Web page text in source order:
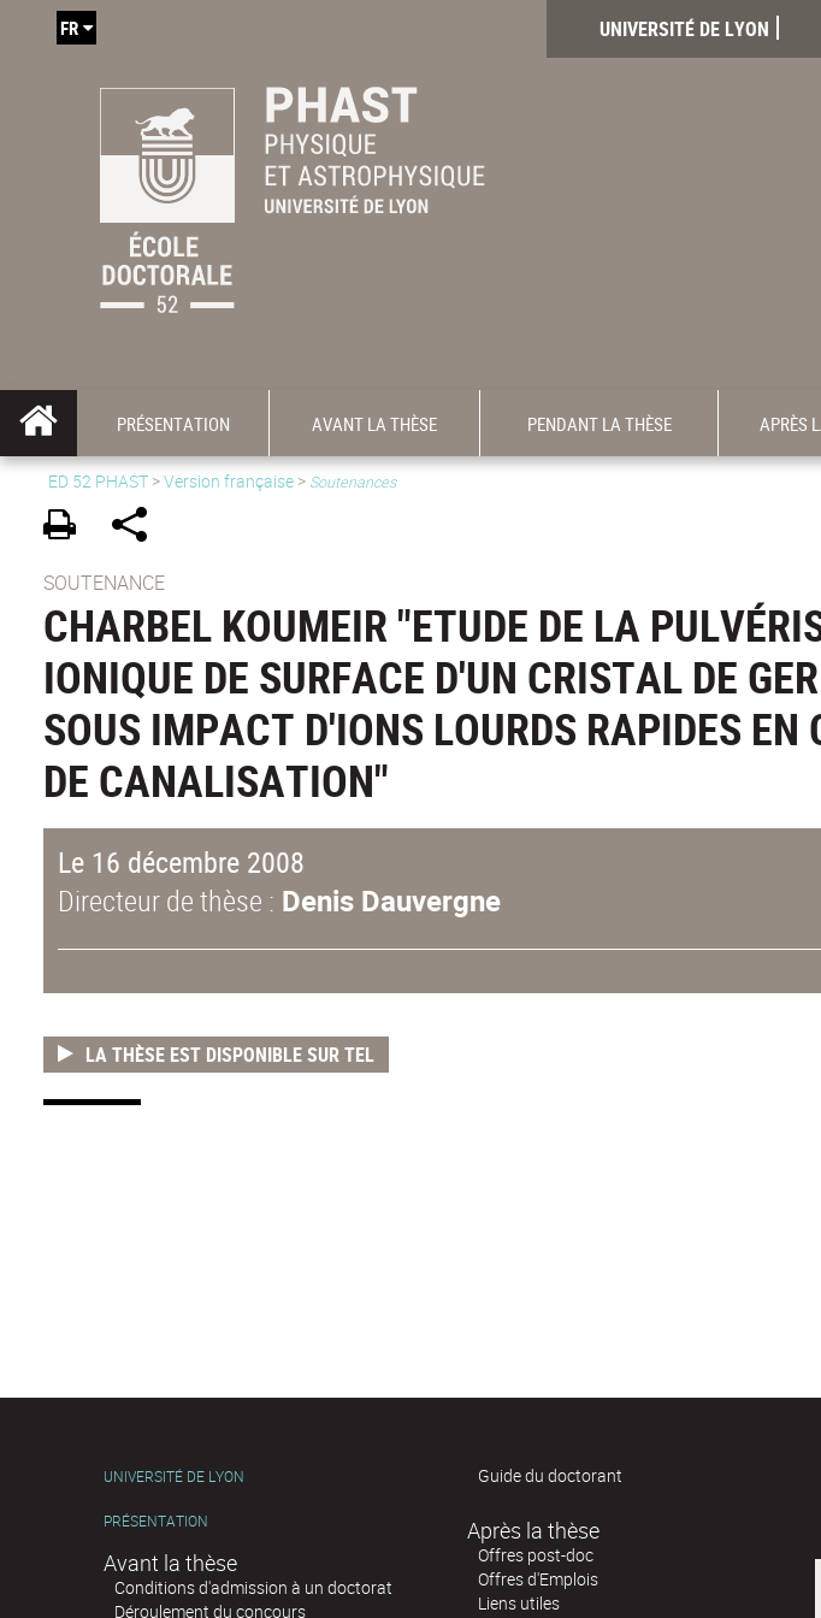
UNIVERSITÉ DE LYON
FR
PRÉSENTATION AVANT LA THÈSE PENDANT LA THÈSE
ED 52 PHAST >Version française > Soutenances
SOUTENANCE
CHARBEL KOUMEIR "ETUDE DE LA
IONIQUE DE SURFACE D'UN CRISTAL DE
SOUS IMPACT D'IONS LOURDS RAPIDES EN
DE CANALISATION"
Le 16 décembre 2008
Directeur de thèse : Denis Dauvergne
LA THÈSE EST DISPONIBLE SUR TEL
UNIVERSITÉ DE LYON
PRÉSENTATION
Avant la thèse
Conditions d'admission à un doctorat
Déroulement du concours
Guide du doctorant
Après la thèse
Offres post-doc
Offres d'Emplois
Liens utiles